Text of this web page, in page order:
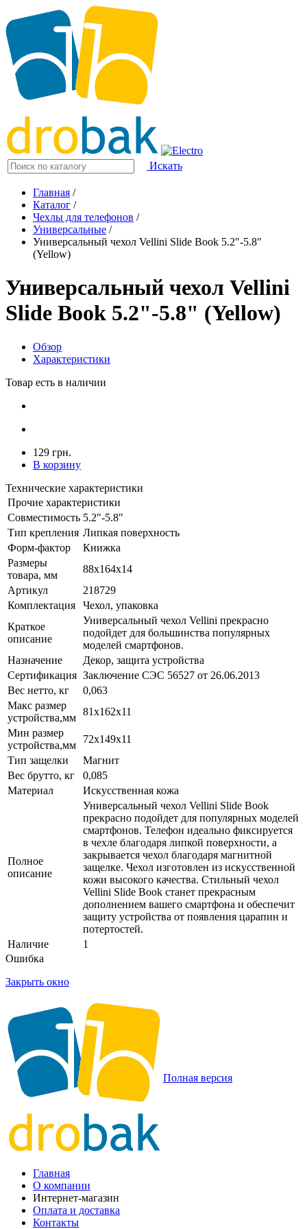
Искать
Главная /
Каталог /
Чехлы для телефонов /
Универсальные /
Универсальный чехол Vellini Slide Book 5.2"-5.8"
(Yellow)
Универсальный чехол Vellini
Slide Book 5.2"-5.8" (Yellow)
Обзор
Характеристики
Товар есть в наличии
129 грн.
В корзину
Технические характеристики
Прочие характеристики
Совместимость 5.2"-5.8"
Тип крепления Липкая поверхность
Форм-фактор
Книжка
Размеры
товара, мм
88x164x14
Артикул
218729
Комплектация
Чехол, упаковка
Краткое
описание
Универсальный чехол Vellini прекрасно
подойдет для большинства популярных
моделей смартфонов.
Назначение
Декор, защита устройства
Сертификация Заключение СЭС 56527 от 26.06.2013
Вес нетто, кг
0,063
Макс размер
устройства,мм
81x162x11
Мин размер
устройства,мм
72x149x11
Тип защелки
Магнит
Вес брутто, кг
0,085
Материал
Искусственная кожа
Полное
описание
Универсальный чехол Vellini Slide Book
прекрасно подойдет для популярных моделей
смартфонов. Телефон идеально фиксируется
в чехле благодаря липкой поверхности, а
закрывается чехол благодаря магнитной
защелке. Чехол изготовлен из искусственной
кожи высокого качества. Стильный чехол
Vellini Slide Book станет прекрасным
дополнением вашего смартфона и обеспечит
защиту устройства от появления царапин и
потертостей.
Наличие
1
Ошибка
Закрыть окно
Полная версия
Главная
О компании
Интернет-магазин
Оплата и доставка
Контакты